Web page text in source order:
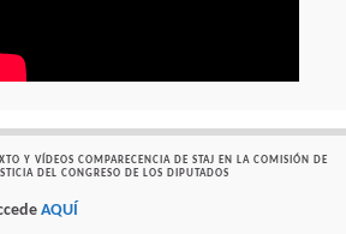
Y VÍDEOS COMPARECENCIA DE STAJ EN LA COMISIÓN DE
DEL CONGRESO DE LOS DIPUTADOS
AQUÍ